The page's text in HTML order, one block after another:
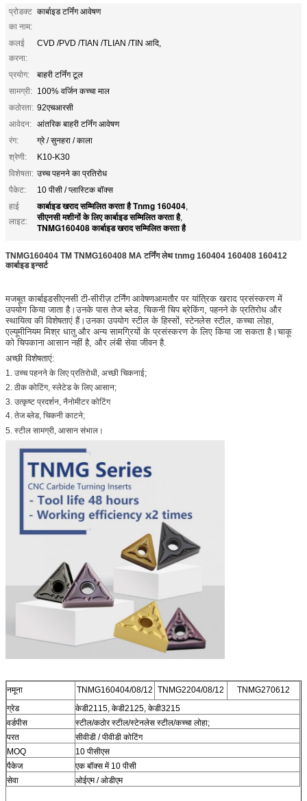
प्रोडक्ट
का नाम:
कार्बाइड टर्निंग आवेषण
कलई
करना:
CVD /PVD /TIAN /TLIAN /TIN आदि,
प्रयोग:
बाहरी टर्निंग टूल
सामग्री: 100% वर्जिन कच्चा माल
कठोरता: 92एचआरसी
आवेदन: आंतरिक बाहरी टर्निंग आवेषण
रंग:
ग्रे / सुनहरा / काला
श्रेणी:
K10-K30
विशेषता: उच्च पहनने का प्रतिरोध
पैकेट:
10 पीसी / प्लास्टिक बॉक्स
हाई
लाइट:
कार्बाइड खराद सम्मिलित करता है Tnmg 160404,
सीएनसी मशीनों के लिए कार्बाइड सम्मिलित करता है,
TNMG160408 कार्बाइड खराद सम्मिलित करता है
TNMG160404 TM TNMG160408 MA टर्निंग लेथ tnmg 160404 160408 160412
कार्बाइड इन्सर्ट
मजबूत कार्बाइडसीएनसी टी-सीरीज़ टर्निंग आवेषणआमतौर पर यांत्रिक खराद प्रसंस्करण में
उपयोग किया जाता है।उनके पास तेज ब्लेड, चिकनी चिप ब्रेकिंग, पहनने के प्रतिरोध और
स्थायित्व की विशेषताएं हैं।उनका उपयोग स्टील के हिस्सों, स्टेनलेस स्टील, कच्चा लोहा,
एल्यूमीनियम मिश्र धातु और अन्य सामग्रियों के प्रसंस्करण के लिए किया जा सकता है।चाकू
को चिपकाना आसान नहीं है, और लंबी सेवा जीवन है.
अच्छी विशेषताएं:
1. उच्च पहनने के लिए प्रतिरोधी, अच्छी चिकनाई;
2. ठीक कोटिंग, स्लेटेड के लिए आसान;
3. उत्कृष्ट प्रदर्शन, नैनोमीटर कोटिंग
4. तेज ब्लेड, चिकनी काटने;
5. स्टील सामग्री, आसान संभाल।
नमूना TNMG160404/08/12 TNMG2204/08/12
TNMG270612
ग्रेड
केडी2115, केडी2125, केडी3215
वर्डपीस
स्टील/कठोर स्टील/स्टेनलेस स्टील/कच्चा लोहा;
परत
सीवीडी / पीवीडी कोटिंग
MOQ
10 पीसीएस
पैकेज
एक बॉक्स में 10 पीसी
सेवा
ओईएम / ओडीएम